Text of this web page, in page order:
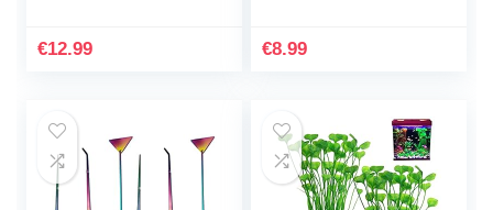
Aquarium Planten
€12.99 €8.99